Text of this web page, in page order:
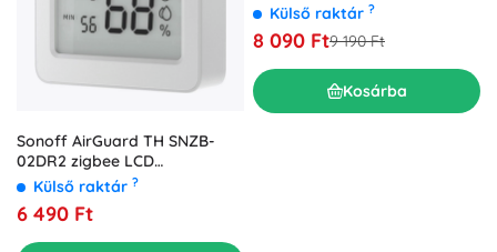
Sonoff AirGuard TH SNZB-
02DR2 zigbee LCD
hőmérséklet- és
Külső raktár ?
6 490 Ft
Külső raktár ?
8 090 Ft9 190 Ft
Kosárba